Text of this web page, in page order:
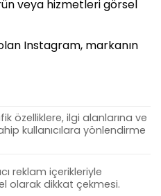
veya hizmetleri görsel
Instagram, markanın
özelliklere, ilgi alanlarına ve
kullanıcılara yönlendirme
reklam içerikleriyle
olarak dikkat çekmesi.